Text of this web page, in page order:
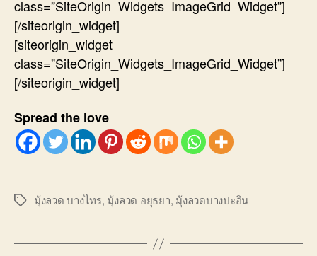
class=”SiteOrigin_Widgets_ImageGrid_Widget”]
[/siteorigin_widget]
[siteorigin_widget
class=”SiteOrigin_Widgets_ImageGrid_Widget”]
[/siteorigin_widget]
Spread the love
Tagsมุ้งลวด บางไทร, มุ้งลวด อยุธยา, มุ้งลวดบางปะอิน